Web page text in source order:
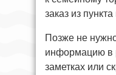
заказ из
Позже не
информацию в
заметках или